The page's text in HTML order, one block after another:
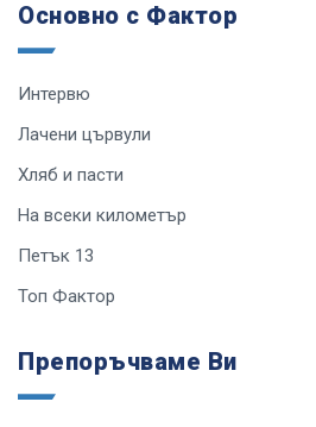
Основно с Фактор
Интервю
Лачени цървули
Хляб и пасти
На всеки километър
Петък 13
Топ Фактор
Препоръчваме Ви